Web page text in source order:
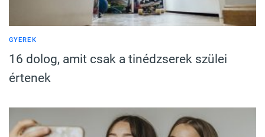
GYEREK
16 dolog, amit csak a tinédzserek szülei
értenek